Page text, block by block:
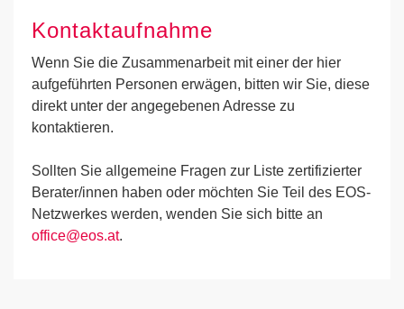
Kontaktaufnahme
Wenn Sie die Zusammenarbeit mit einer der hier
aufgeführten Personen erwägen, bitten wir Sie, diese
direkt unter der angegebenen Adresse zu
kontaktieren.
Sollten Sie allgemeine Fragen zur Liste zertifizierter
Berater/innen haben oder möchten Sie Teil des EOS-
Netzwerkes werden, wenden Sie sich bitte an
office@eos.at.